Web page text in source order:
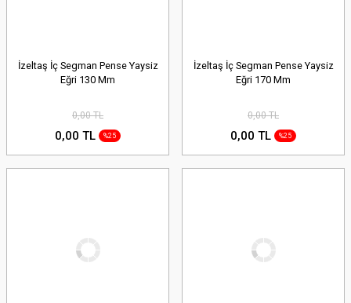
İzeltaş İç Segman Pense Yaysiz
Eğri 130 Mm
0,00 TL
0,00 TL %25
İzeltaş İç Segman Pense Yaysiz
Eğri 170 Mm
0,00 TL
0,00 TL %25